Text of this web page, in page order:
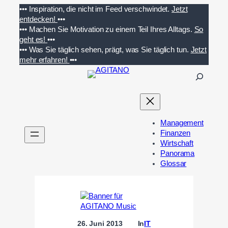
Inhalt
springen
••• Inspiration, die nicht im Feed verschwindet. Jetzt
entdecken! •••
••• Machen Sie Motivation zu einem Teil Ihres Alltags. So
geht es!•••
••• Was Sie täglich sehen, prägt, was Sie täglich tun. Jetzt
mehr erfahren! •••
n
Management
Finanzen
Wirtschaft
Panorama
Glossar
26. Juni 2013 InIT